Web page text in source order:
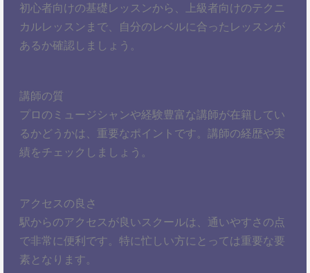
初心者向けの基礎レッスンから、上級者向けのテクニ
カルレッスンまで、自分のレベルに合ったレッスンが
あるか確認しましょう。
講師の質
プロのミュージシャンや経験豊富な講師が在籍してい
るかどうかは、重要なポイントです。講師の経歴や実
績をチェックしましょう。
アクセスの良さ
駅からのアクセスが良いスクールは、通いやすさの点
で非常に便利です。特に忙しい方にとっては重要な要
素となります。